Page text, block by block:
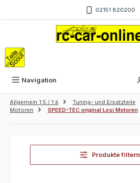
02151 820200
Navigation
Allgemein 1:5 / 1:6 Tuning- und Ersatzteile
Motoren
SPEED-TEC original Losi Motoren
Produkte filtern